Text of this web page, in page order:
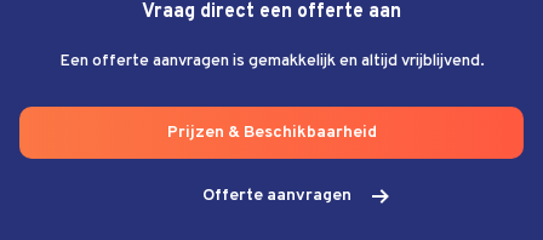
Vraag direct een offerte aan
Een offerte aanvragen is gemakkelijk en altijd vrijblijvend.
Prijzen & Beschikbaarheid
Offerte aanvragen